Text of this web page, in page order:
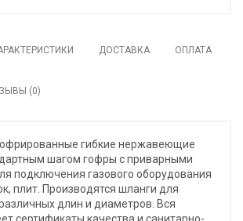
ДОСТАВКА ОПЛАТА
(0)
гибкие нержавеющие
шагом гофры с приварными
подключения газового оборудования
плит. Производятся шланги для
длин и диаметров. Вся
сертификаты качества и санитарно-